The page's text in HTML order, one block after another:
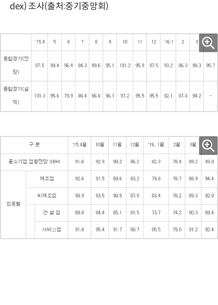
dex) 조사(출처:중기중앙회)